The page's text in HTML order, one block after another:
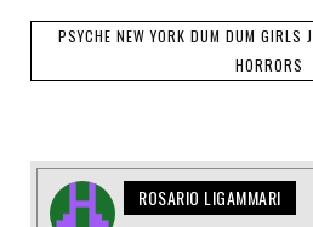
PSYCHE NEW YORK DUM DUM GIRLS
HORRORS
ROSARIO LIGAMMARI